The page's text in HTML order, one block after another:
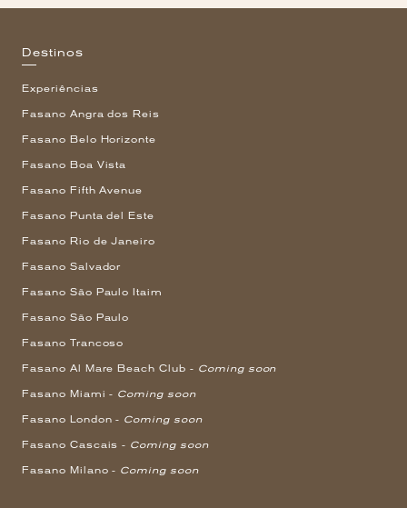
Destinos
Experiências
Fasano Angra dos Reis
Fasano Belo Horizonte
Fasano Boa Vista
Fasano Fifth Avenue
Fasano Punta del Este
Fasano Rio de Janeiro
Fasano Salvador
Fasano São Paulo Itaim
Fasano São Paulo
Fasano Trancoso
Fasano Al Mare Beach Club - Coming soon
Fasano Miami - Coming soon
Fasano London - Coming soon
Fasano Cascais - Coming soon
Fasano Milano - Coming soon